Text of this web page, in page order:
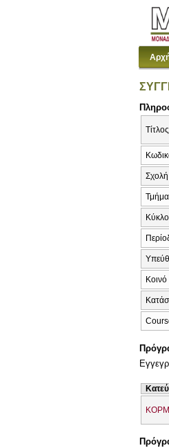
Τίτλος
Σχολή
Τμήμα
Κοινό